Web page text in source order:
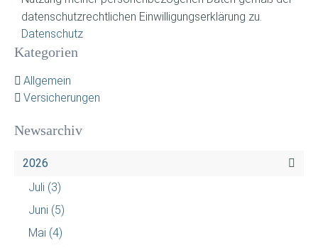
datenschutzrechtlichen Einwilligungserklärung zu.
Datenschutz
Kategorien
Allgemein
Versicherungen
Newsarchiv
2026
Juli (3)
Juni (5)
Mai (4)